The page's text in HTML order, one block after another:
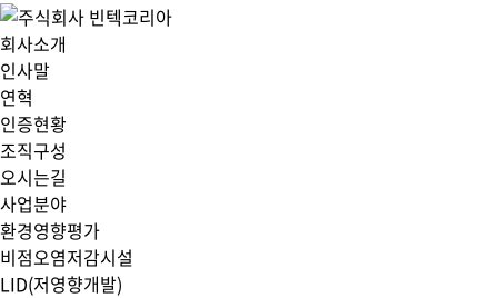
회사소개
인사말
연혁
인증현황
조직구성
오시는길
사업분야
환경영향평가
비점오염저감시설
LID(저영향개발)